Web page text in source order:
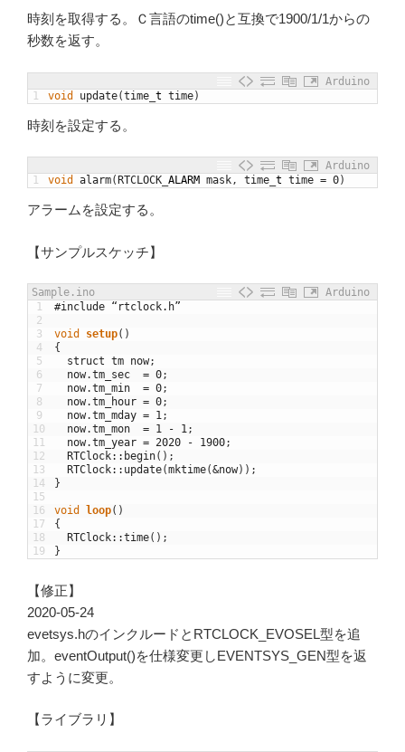
時刻を取得する。Ｃ言語のtime()と互換で1900/1/1からの
秒数を返す。
Arduino
1
void update(time t time)
時刻を設定する。
Arduino
1
void alarm( RTCLOCK ALARM mask, time t time = 0)
アラームを設定する。
【サンプルスケッチ】
Sample.ino
Arduino
1
2
3
4
5
6
7
8
9
10
11
12
13
14
15
16
17
18
19
#include “rtclock.h”
void setup( )
{
struct tm now;
now.tm_sec = 0;
now.tm_min = 0;
now.tm_hour = 0;
now.tm_mday = 1;
now.tm_mon = 1 - 1;
now.tm_year = 2020 - 1900;
RTClock:: begin( ) ;
RTClock:: update(mktime(&now) ) ;
}
void loop( )
{
RTClock::time( ) ;
}
【修正】
2020-05-24
evetsys.hのインクルードとRTCLOCK_EVOSEL型を追
加。eventOutput()を仕様変更しEVENTSYS_GEN型を返
すように変更。
【ライブラリ】